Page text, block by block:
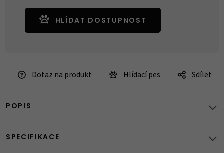
HLÍDAT DOSTUPNOST
Dotaz na produkt Hlídací pes Sdílet
POPIS
SPECIFIKACE